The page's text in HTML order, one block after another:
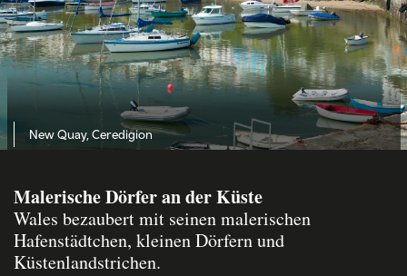
New Quay, Ceredigion
Malerische Dörfer an der Küste
Wales bezaubert mit seinen malerischen
Hafenstädtchen, kleinen Dörfern und
Küstenlandstrichen.